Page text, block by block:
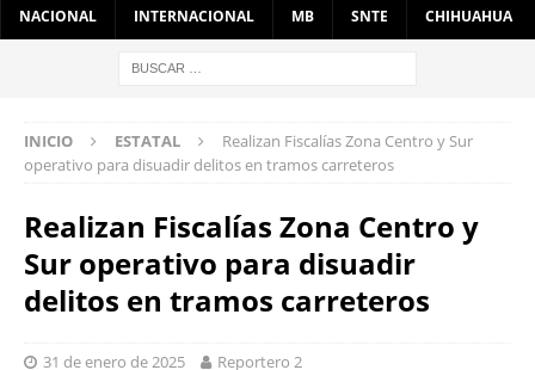
NACIONAL INTERNACIONAL MB SNTE CHIHUAHUA
INICIO ESTATAL
Realizan Fiscalías Zona Centro y Sur
operativo para disuadir delitos en tramos carreteros
Realizan Fiscalías Zona Centro y
Sur operativo para disuadir
delitos en tramos carreteros
31 de enero de 2025 Reportero 2